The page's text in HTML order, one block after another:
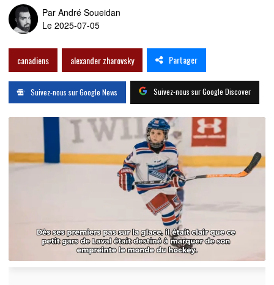
Par André Soueidan
Le 2025-07-05
canadiens alexander zharovsky Partager
Suivez-nous sur Google News Suivez-nous sur Google Discover